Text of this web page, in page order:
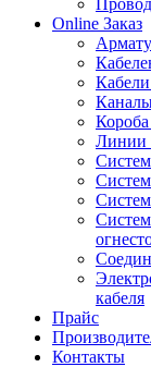
Online Заказ
Линии
кабеля
Прайс
Контакты